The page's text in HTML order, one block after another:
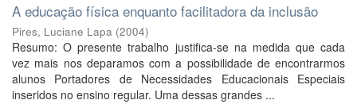
A educação física enquanto facilitadora da inclusão
Pires, Luciane Lapa (2004)
Resumo: O presente trabalho justifica-se na medida que cada
vez mais nos deparamos com a possibilidade de encontrarmos
alunos Portadores de Necessidades Educacionais Especiais
inseridos no ensino regular. Uma dessas grandes ...